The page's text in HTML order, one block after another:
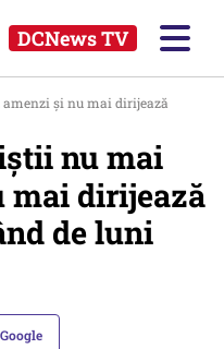
DCNews TV
şi nu mai dirijează
nu mai
mai dirijează
de luni